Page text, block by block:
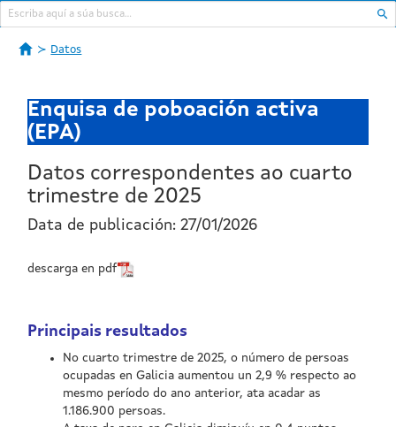
Datos